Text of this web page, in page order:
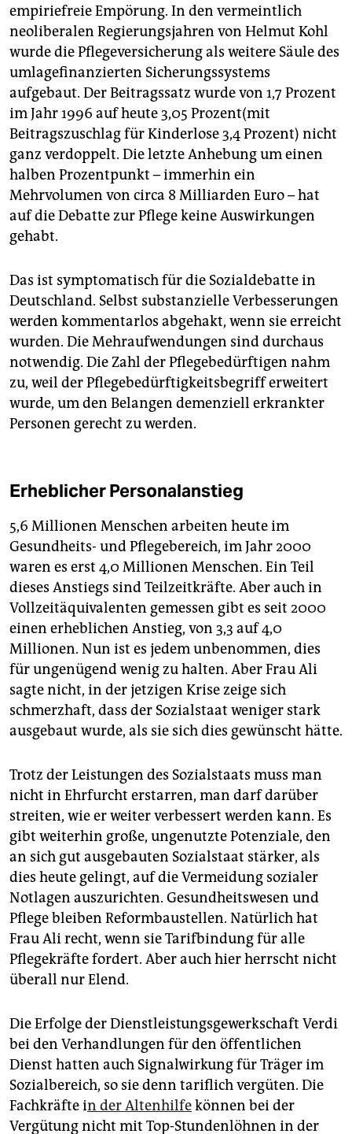
empiriefreie Empörung. In den vermeintlich
neoliberalen Regierungsjahren von Helmut Kohl
wurde die Pflegeversicherung als weitere Säule des
umlagefinanzierten Sicherungssystems
aufgebaut. Der Beitragssatz wurde von 1,7 Prozent
im Jahr 1996 auf heute 3,05 Prozent(mit
Beitragszuschlag für Kinderlose 3,4 Prozent) nicht
ganz verdoppelt. Die letzte Anhebung um einen
halben Prozentpunkt – immerhin ein
Mehrvolumen von circa 8 Milliarden Euro – hat
auf die Debatte zur Pflege keine Auswirkungen
gehabt.
Das ist symptomatisch für die Sozialdebatte in
Deutschland. Selbst substanzielle Verbesserungen
werden kommentarlos abgehakt, wenn sie erreicht
wurden. Die Mehraufwendungen sind durchaus
notwendig. Die Zahl der Pflegebedürftigen nahm
zu, weil der Pflegebedürftigkeitsbegriff erweitert
wurde, um den Belangen demenziell erkrankter
Personen gerecht zu werden.
Erheblicher Personalanstieg
5,6 Millionen Menschen arbeiten heute im
Gesundheits- und Pflegebereich, im Jahr 2000
waren es erst 4,0 Millionen Menschen. Ein Teil
dieses Anstiegs sind Teilzeitkräfte. Aber auch in
Vollzeitäquivalenten gemessen gibt es seit 2000
einen erheblichen Anstieg, von 3,3 auf 4,0
Millionen. Nun ist es jedem unbenommen, dies
für ungenügend wenig zu halten. Aber Frau Ali
sagte nicht, in der jetzigen Krise zeige sich
schmerzhaft, dass der Sozialstaat weniger stark
ausgebaut wurde, als sie sich dies gewünscht hätte.
Trotz der Leistungen des Sozialstaats muss man
nicht in Ehrfurcht erstarren, man darf darüber
streiten, wie er weiter verbessert werden kann. Es
gibt weiterhin große, ungenutzte Potenziale, den
an sich gut ausgebauten Sozialstaat stärker, als
dies heute gelingt, auf die Vermeidung sozialer
Notlagen auszurichten. Gesundheitswesen und
Pflege bleiben Reformbaustellen. Natürlich hat
Frau Ali recht, wenn sie Tarifbindung für alle
Pflegekräfte fordert. Aber auch hier herrscht nicht
überall nur Elend.
Die Erfolge der Dienstleistungsgewerkschaft Verdi
bei den Verhandlungen für den öffentlichen
Dienst hatten auch Signalwirkung für Träger im
Sozialbereich, so sie denn tariflich vergüten. Die
Fachkräfte in der Altenhilfekönnen bei der
Vergütung nicht mit Top-Stundenlöhnen in der